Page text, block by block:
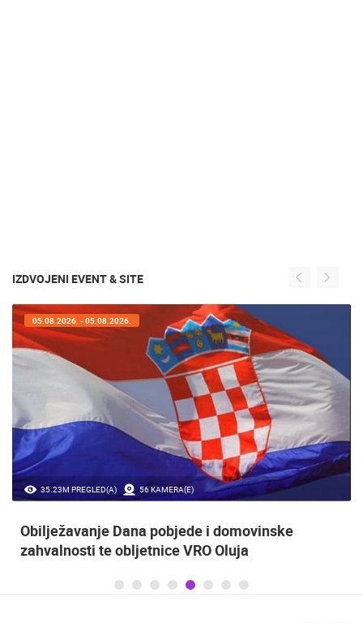
IZDVOJENI EVENT & SITE
35.23M PREGLED(A) 56 KAMERA(E)
05.08.2026. - 05.08.2026.
Obilježavanje Dana pobjede i domovinske
zahvalnosti te obljetnice VRO Oluja